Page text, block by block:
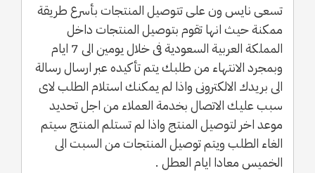
تسعى نايس ون على تتوصيل المنتجات بأسرع طريقة
ممكنة حيث انها تقوم بتوصيل المنتجات داخل
المملكة العربية السعودية فى خلال يومين الى 7 ايام
وبمجرد الانتهاء من طلبك يتم تأكيده عبر ارسال رسالة
الى بريدك الالكترونى واذا لم يمكنك استلام الطلب لاى
سبب عليك الاتصال بخدمة العملاء من اجل تحديد
موعد اخر لتوصيل المنتج واذا لم تستلم المنتج سيتم
الغاء الطلب ويتم توصيل المنتجات من السبت الى
الخميس معادا ايام العطل .